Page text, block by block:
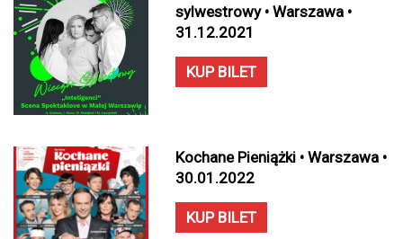
sylwestrowy • Warszawa •
31.12.2021
KUP BILET
Kochane Pieniążki • Warszawa •
30.01.2022
KUP BILET